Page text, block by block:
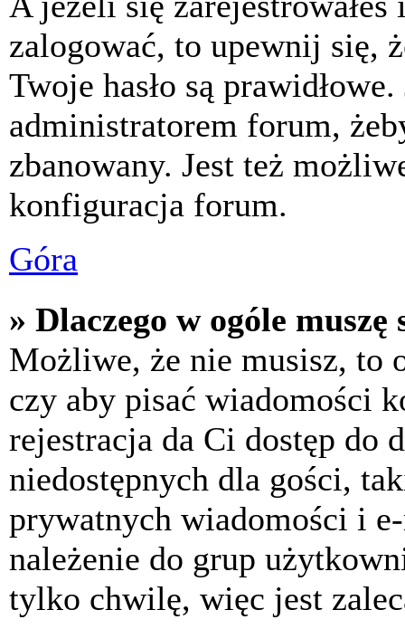
zalogować, to upewnij się,
Twoje hasło są
administratorem forum,
zbanowany. Jest też
konfiguracja forum.
Góra
» Dlaczego w ogóle
Możliwe, że nie musisz, to
czy aby pisać wiadomości
rejestracja da Ci dostęp do
niedostępnych dla gości,
prywatnych wiadomości i
należenie do grup
tylko chwilę, więc jest